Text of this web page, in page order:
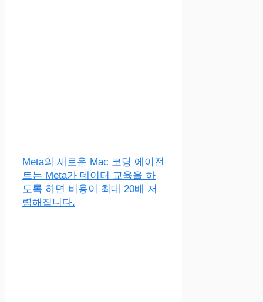
Meta의 새로운 Mac 코딩 에이전
트는 Meta가 데이터 교육을 하
도록 하면 비용이 최대 20배 저
렴해집니다.